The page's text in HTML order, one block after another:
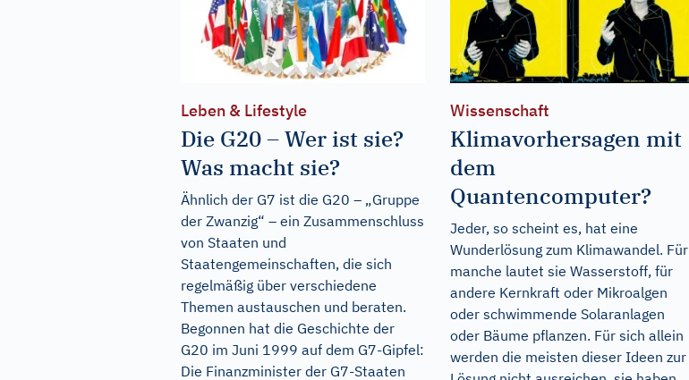
Leben & Lifestyle
Die G20 – Wer ist sie?
Was macht sie?
Ähnlich der G7 ist die G20 – „Gruppe
der Zwanzig“ – ein Zusammenschluss
von Staaten und
Staatengemeinschaften, die sich
regelmäßig über verschiedene
Themen austauschen und beraten.
Begonnen hat die Geschichte der
G20 im Juni 1999 auf dem G7-Gipfel:
Die Finanzminister der G7-Staaten
Wissenschaft
Klimavorhersagen mit
dem
Quantencomputer?
Jeder, so scheint es, hat eine
Wunderlösung zum Klimawandel. Für
manche lautet sie Wasserstoff, für
andere Kernkraft oder Mikroalgen
oder schwimmende Solaranlagen
oder Bäume pflanzen. Für sich allein
werden die meisten dieser Ideen zur